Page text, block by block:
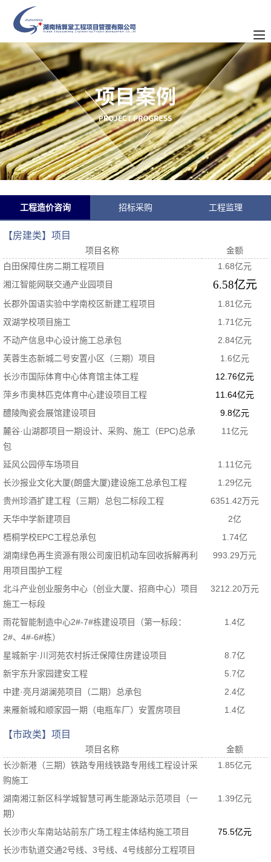
工程造价咨询 招标采购 工程监理
【房建类】项目
项目名称
金额
白田保障住房二期工程项目
1.68亿元
湘江智能网联交通产业园项目
6.58亿元
长郡外国语实验中学南校区新建工程项目
1.81亿元
双湖学校项目施工
1.71亿元
不动产信息中心设计施工总承包
2.84亿元
芙蓉生态新城二号安置小区（三期）项目
1.6亿元
长沙市国际体育中心体育馆主体工程
12.76亿元
萍乡市奥林匹克体育中心建设项目工程
11.64亿元
醴陵陶瓷会展馆建设项目
9.8亿元
麓谷·山湖郡项目一期设计、采购、施工（EPC)总承
包
11亿元
延风公园停车场项目
1.11亿元
长沙报业文化大厦(朗盛大厦)建设施工总承包工程
1.29亿元
贵州珍酒扩建工程（三期）总包二标段工程
6351.42万元
天华中学新建项目
2亿
梧桐学校EPC工程总承包
1.74亿
湖南绿色再生资源有限公司废旧机动车回收拆解再利
用项目围护工程
993.29万元
北斗产业创业服务中心（创业大厦、招商中心）项目
施工一标段
3212.20万元
雨花智能制造中心2#-7#栋建设项目（第一标段：
2#、4#-6#栋）
1.4亿
星城新宇·川河苑农村拆迁保障住房建设项目
8.7亿
新宇东升家园建安工程
5.7亿
中建·亮月湖澜苑项目（二期）总承包
2.4亿
来雁新城和顺家园一期（电瓶车厂）安置房项目
1.4亿
【市政类】项目
项目名称
金额
长沙新港（三期）铁路专用线铁路专用线工程设计采
购施工
1.85亿元
湖南湘江新区科学城智慧可再生能源站示范项目（一
期）
1.39亿元
长沙市火车南站站前东广场工程主体结构施工项目
75.5亿元
长沙市轨道交通2号线、3号线、4号线部分工程项目